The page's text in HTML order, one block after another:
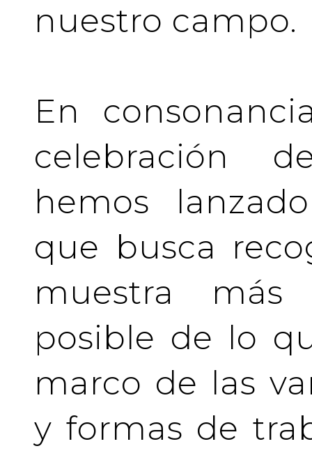
nuestro campo.
En
celebración
hemos
que busca
muestra
posible de lo
marco de las
y formas de